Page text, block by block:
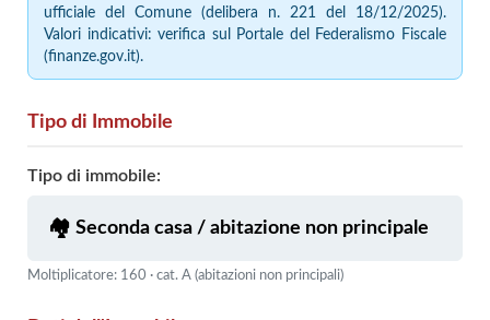
ufficiale del Comune (delibera n. 221 del 18/12/2025).
Valori indicativi: verifica sul Portale del Federalismo Fiscale
(finanze.gov.it).
Tipo di Immobile
Tipo di immobile:
Moltiplicatore: 160 · cat. A (abitazioni non principali)